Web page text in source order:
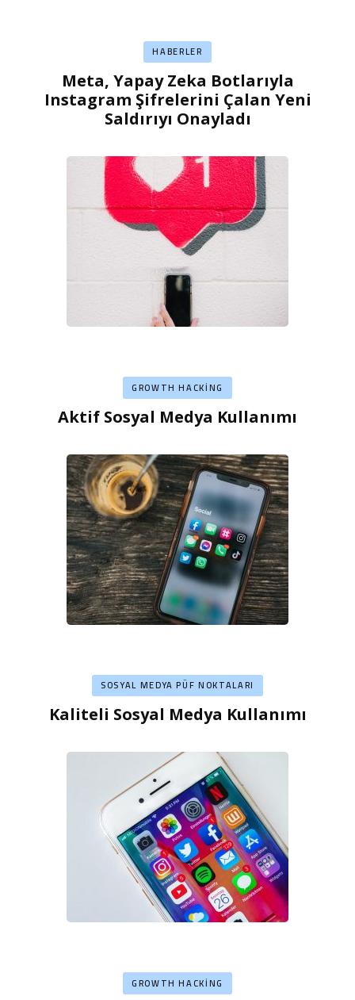
HABERLER
Meta, Yapay Zeka Botlarıyla
Instagram Şifrelerini Çalan Yeni
Saldırıyı Onayladı
GROWTH HACKING
Aktif Sosyal Medya Kullanımı
SOSYAL MEDYA PÜF NOKTALARI
Kaliteli Sosyal Medya Kullanımı
GROWTH HACKING